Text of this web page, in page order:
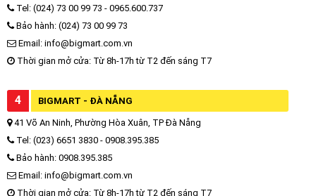
Tel: (024) 73 00 99 73 - 0965.600.737
Bảo hành: (024) 73 00 99 73
Email: info@bigmart.com.vn
Thời gian mở cửa: Từ 8h-17h từ T2 đến sáng T7
4 BIGMART - ĐÀ NẴNG
41 Võ An Ninh, Phường Hòa Xuân, TP Đà Nẵng
Tel: (023) 6651 3830 - 0908.395.385
Bảo hành: 0908.395.385
Email: info@bigmart.com.vn
Thời gian mở cửa: Từ 8h-17h từ T2 đến sáng T7